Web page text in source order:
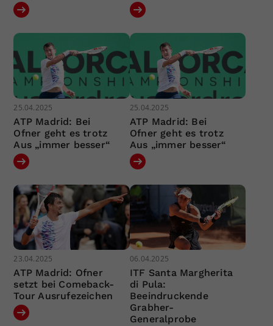
25.04.2025
ATP Madrid: Bei
Ofner geht es trotz
Aus „immer besser“
25.04.2025
ATP Madrid: Bei
Ofner geht es trotz
Aus „immer besser“
23.04.2025
ATP Madrid: Ofner
setzt bei Comeback-
Tour Ausrufezeichen
06.04.2025
ITF Santa Margherita
di Pula:
Beeindruckende
Grabher-
Generalprobe